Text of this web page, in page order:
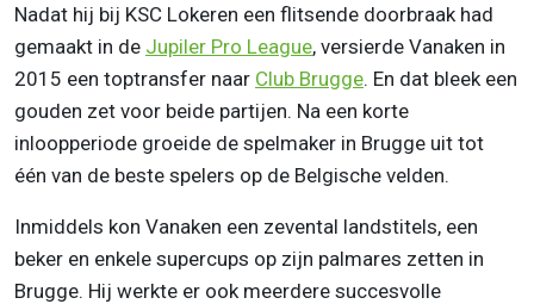
Nadat hij bij KSC Lokeren een flitsende doorbraak had
gemaakt in de Jupiler Pro League, versierde Vanaken in
2015 een toptransfer naar Club Brugge. En dat bleek een
gouden zet voor beide partijen. Na een korte
inloopperiode groeide de spelmaker in Brugge uit tot
één van de beste spelers op de Belgische velden.
Inmiddels kon Vanaken een zevental landstitels, een
beker en enkele supercups op zijn palmares zetten in
Brugge. Hij werkte er ook meerdere succesvolle